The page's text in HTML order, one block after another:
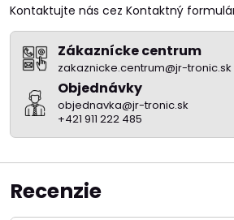
Kontaktujte nás cez Kontaktný
Zákaznícke centrum
zakaznicke.centrum@jr-tronic.sk
Objednávky
objednavka@jr-tronic.sk
+421 911 222 485
Recenzie